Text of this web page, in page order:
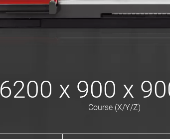
6200 x 900 x
Course (X/Y/Z)